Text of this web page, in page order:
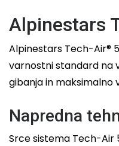
Alpinestars
Alpinestars Tech-Air®
varnostni standard na
gibanja in maksimalno
Napredna
Srce sistema Tech-Air